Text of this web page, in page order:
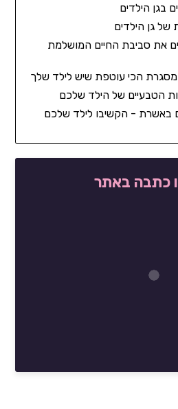
בגן הילדים
של גן הילדים
את סביבת החיים המושלמת
הכי עוטפת שיש לילד שלך
הטבעיים של הילד שלכם
באשרת - הקשיבו לילד שלכם
כתבה באתר